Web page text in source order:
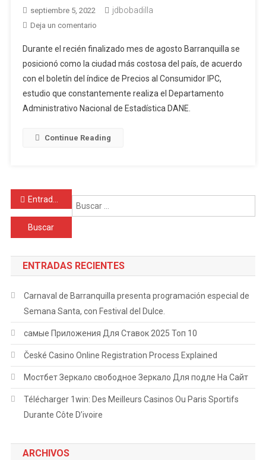
10,84
septiembre 5, 2022 jdbobadilla
Deja un comentarioen
la
ciudad
más
cara
de
en
Durante el recién finalizado mes de agosto Barranquilla se
posicionó como la ciudad más costosa del país, de acuerdo
con el boletín del índice de Precios al Consumidor IPC,
estudio que constantemente realiza el Departamento
Administrativo Nacional de Estadística DANE.
Continue Reading
Navegación
de
Entradas anteriores
ENTRADAS RECIENTES
Carnaval de Barranquilla presenta programación especial de
Semana Santa, con Festival del Dulce.
самые Приложения Для Ставок 2025 Топ 10
České Casino Online Registration Process Explained
Мостбет Зеркало свободное Зеркало Для подле На Сайт
Télécharger 1win: Des Meilleurs Casinos Ou Paris Sportifs
Durante Côte D’ivoire
ARCHIVOS